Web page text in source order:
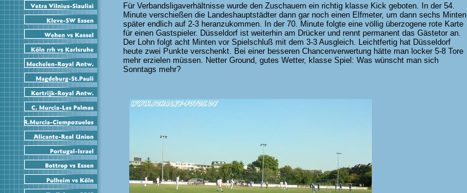
Für Verbandsligaverhältnisse wurde den Zuschauern ein richtig klasse Kick geboten. In der 54.
Minute verschießen die Landeshauptstädter dann gar noch einen Elfmeter, um dann sechs Minten
später endlich auf 2-3 heranzukommen. In der 70. Minute folgte eine völlig überzogene rote Karte
für einen Gastspieler. Düsseldorf ist weiterhin am Drücker und rennt permanent das Gästetor an.
Der Lohn folgt acht Minten vor Spielschluß mit dem 3-3 Ausgleich. Leichtfertig hat Düsseldorf
heute zwei Punkte verschenkt. Bei einer besseren Chancenverwertung hätte man locker 5-8 Tore
mehr erzielen müssen. Netter Ground, gutes Wetter, klasse Spiel: Was wünscht man sich
Sonntags mehr?